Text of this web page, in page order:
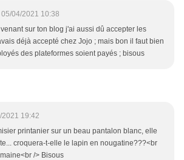
05/04/2021 10:38
sur ton blog j'ai aussi dû accepter les
déjà accepté chez Jojo ; mais bon il faut bien
des plateformes soient payés ; bisous
2021 19:42
printanier sur un beau pantalon blanc, elle
croquera-t-elle le lapin en nougatine???<br
/> Bisous